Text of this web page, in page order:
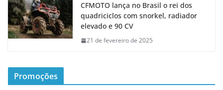
CFMOTO lança no Brasil o rei dos
quadriciclos com snorkel, radiador
elevado e 90 CV
21 de fevereiro de 2025
Promoções